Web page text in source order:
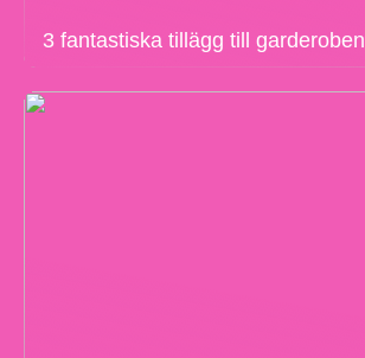
3 fantastiska tillägg till garderoben